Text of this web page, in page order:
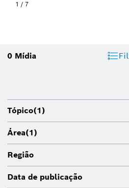
1 / 7
0 Mídia
Tópico(1)
Área(1)
Região
Data de publicação